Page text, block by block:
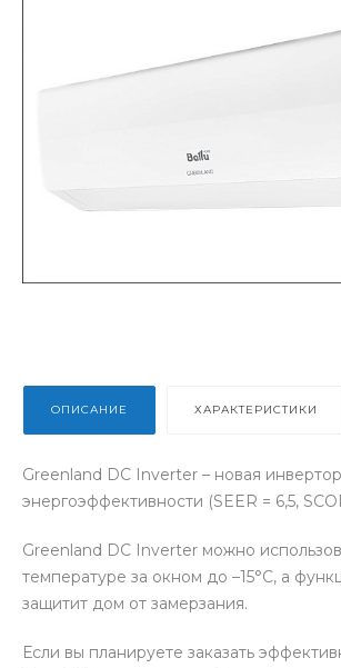
ОПИСАНИЕ ХАРАКТЕРИСТИКИ
Greenland DС Inverter – новая
энергоэффективности (SEER = 6,5,
Greenland DС Inverter можно
температуре за окном до –15°C, а
защитит дом от замерзания.
Если вы планируете заказать